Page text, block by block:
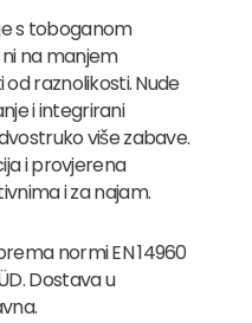
s toboganom
na manjem
raznolikosti. Nude
i integrirani
više zabave.
i provjerena
i za najam.
normi EN 14960
Dostava u